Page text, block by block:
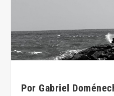
Por Gabriel